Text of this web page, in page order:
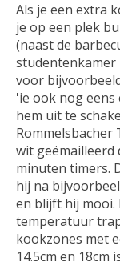
Als je een extra
je op een plek
(naast de
studentenkamer
voor
'ie ook nog
hem uit te
Rommelsbacher
wit geëmailleerd
minuten timers.
hij na
en blijft hij mooi.
temperatuur
kookzones met
14.5cm en 18cm